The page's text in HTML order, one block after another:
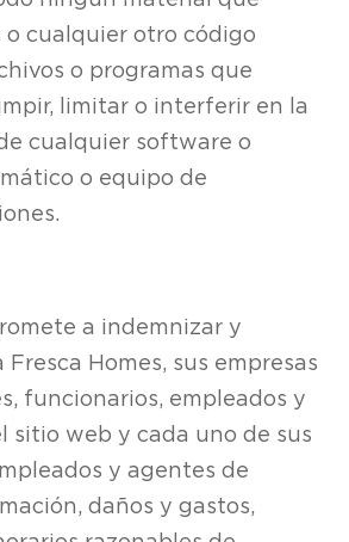
cualquier otro código
o programas que
limitar o interferir en la
cualquier software o
o equipo de
a indemnizar y
Homes, sus empresas
funcionarios, empleados y
sitio web y cada uno de sus
y agentes de
daños y gastos,